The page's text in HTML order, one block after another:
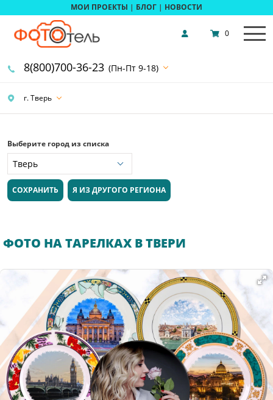
МОИ ПРОЕКТЫ | БЛОГ | НОВОСТИ
г. Тверь
8(800)700-36-23 (Пн-Пт 9-18)
0
Выберите город из списка
СОХРАНИТЬ Я ИЗ ДРУГОГО РЕГИОНА
ФОТО НА ТАРЕЛКАХ В ТВЕРИ